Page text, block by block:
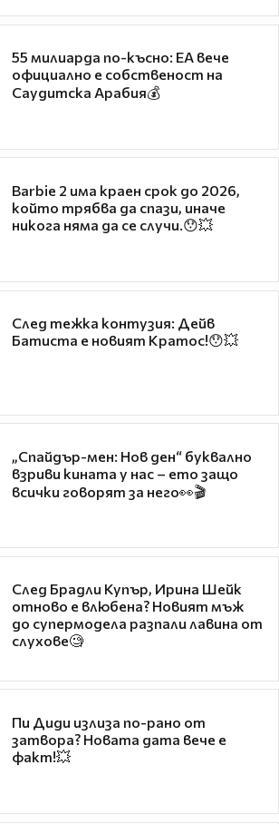
55 милиарда по-късно: EA вече
официално е собственост на
Саудитска Арабия💰
Barbie 2 има краен срок до 2026,
който трябва да спази, иначе
никога няма да се случи.😯💥
След тежка контузия: Дейв
Батиста е новият Кратос!😯💥
„Спайдър-мен: Нов ден“ буквално
взриви кината у нас – ето защо
всички говорят за него👀🎬
След Брадли Купър, Ирина Шейк
отново е влюбена? Новият мъж
до супермодела разпали лавина от
слухове🧐
Пи Диди излиза по-рано от
затвора? Новата дата вече е
факт!💥